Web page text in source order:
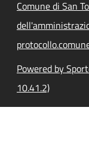
Comune di San
Powered by
10.41.2)